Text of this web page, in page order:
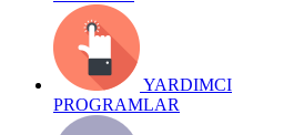
YARDIMCI
PROGRAMLAR